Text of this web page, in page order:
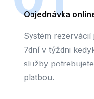
Objednávka
Systém
7dní v týždni
služby
platbou.